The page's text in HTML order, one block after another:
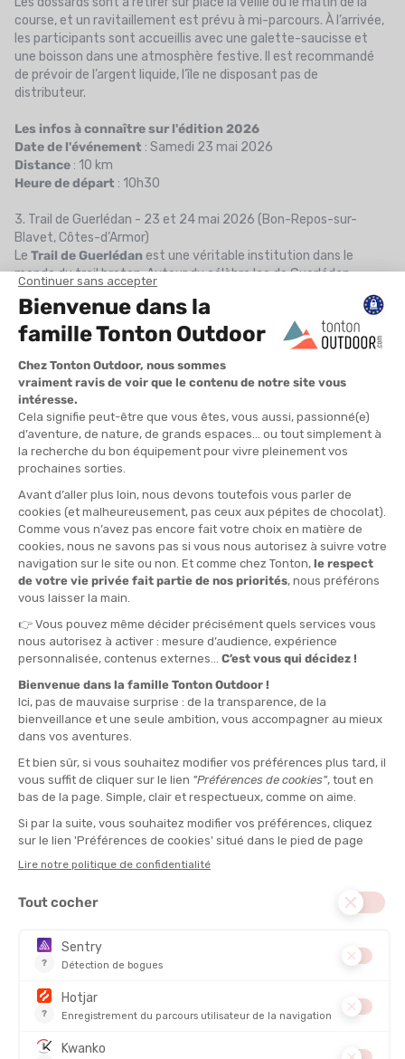
course, et un ravitaillement est prévu à mi-parcours. À l’arrivée,
les participants sont accueillis avec une galette-saucisse et
une boisson dans une atmosphère festive. Il est recommandé
de prévoir de l’argent liquide, l’île ne disposant pas de
distributeur.
Les infos à connaître sur l'édition 2026
Date de l'événement : Samedi 23 mai 2026
Distance : 10 km
Heure de départ : 10h30
3. Trail de Guerlédan - 23 et 24 mai 2026 (Bon-Repos-sur-
Blavet, Côtes-d’Armor)
Le Trail de Guerlédan est une véritable institution dans le
monde du trail breton. Autour du célèbre lac de Guerlédan,
plusieurs courses sont proposées : 8 km découverte, 13 km pour
les débutants, 26 km et 36 km pour les confirmés, et un ultra de
65 km pour les passionnés de longues distances.
Les sentiers serpentent entre forêts profondes, crêtes
escarpées, anciennes ardoisières et montées techniques, dans
un environnement naturel préservé. L’ambiance est conviviale
et festive, avec de nombreux bénévoles et animations tout au
long du week-end.
Les infos à connaître sur l'édition 2026
Date de l'événement
Distance: 72 km, 45 km, 35 km, 26 km, 13 km, 9 km, 8 km
4. Naoned Urban Trail - 31 mai 2026 (Nantes, Loire-Atlantique)
Le Naoned Urban Trail by Capeos, c’est la promesse d’une course
urbaine inédite au cœur de la cité des Ducs. Le 1er juin 2025,
Nantes se transforme en terrain de jeu pour les amateurs de
running, avec trois parcours de 8 km, 16 km et 24 km. Les
départs et arrivées se font au Stade Michel Lecointre, sur l’île de
Nantes.
Les coureurs traverseront des lieux emblématiques, des parcs
exceptionnels ouverts pour l’occasion. L’ambiance est festive,
avec des animations musicales et une arrivée conviviale sur l’île
de Nantes.
Et pour ceux qui se demandent si Nantes est en Bretagne,
disons que le débat est aussi animé que les encouragements
des spectateurs le long du parcours. Une chose est sûre : que
vous soyez Breton convaincu ou Nantais fier de l’être, cette
course est faite pour vous.
Date de l'événement: Dimanche 31 mai 2026
5. Trail de l’Odet - 13 juin 2026 (Ergué-Gabéric, Finistère)
Le Trail de l’Odet est une course exigeante et intimiste qui
la vallée sauvage du Stangala, un site naturel classé qui borde la
rivière Odet, avec ses falaises, ses bois et ses passages
Les formats proposés vont du 5 km au 53 km, en passant par le